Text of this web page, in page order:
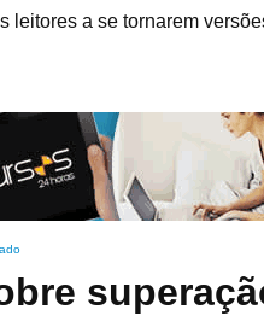
leitores a se tornarem